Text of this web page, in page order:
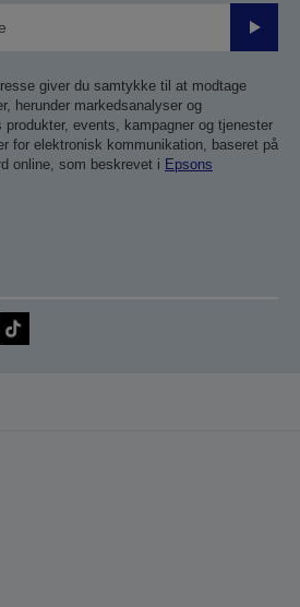
Send
giver du samtykke til at modtage
herunder markedsanalyser og
produkter, events, kampagner og tjenester
for elektronisk kommunikation, baseret på
online, som beskrevet i Epsons